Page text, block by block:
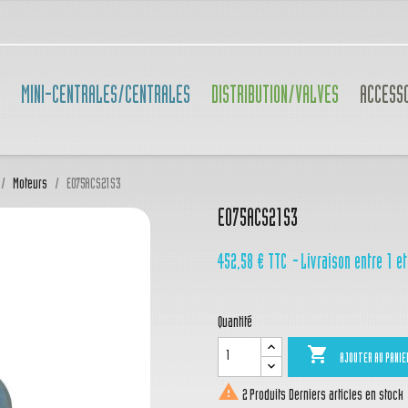
MINI-CENTRALES/CENTRALES DISTRIBUTION/VALVES
Moteurs E075ACS21S3
E075ACS21S3
452,58 € TTC Livraison entre 1
Quantité
 AJOUTER AU
 2 Produits Derniers articles en stock